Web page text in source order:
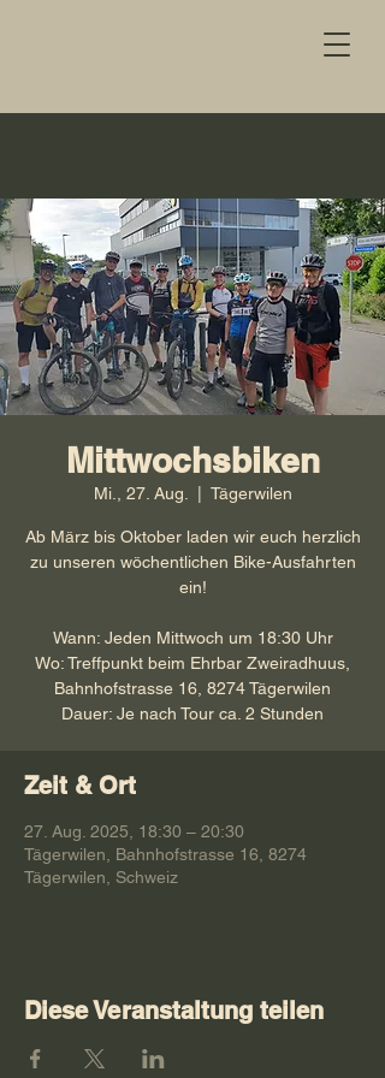
Mittwochsbiken
Mi., 27. Aug. Tägerwilen
Ab März bis Oktober laden wir euch herzlich
zu unseren wöchentlichen Bike-Ausfahrten
ein!
Wann: Jeden Mittwoch um 18:30 Uhr
Wo: Treffpunkt beim Ehrbar Zweiradhuus,
Bahnhofstrasse 16, 8274 Tägerwilen
Dauer: Je nach Tour ca. 2 Stunden
Zeit & Ort
27. Aug. 2025, 18:30 – 20:30
Tägerwilen, Bahnhofstrasse 16, 8274
Tägerwilen, Schweiz
Diese Veranstaltung teilen